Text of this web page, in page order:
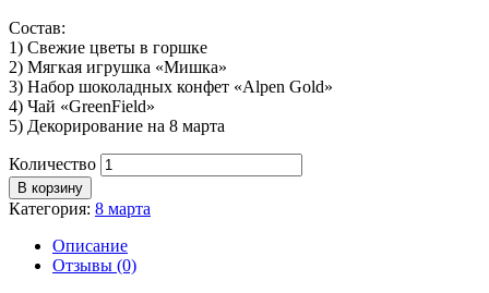
Состав:
1) Свежие цветы в горшке
2) Мягкая игрушка «Мишка»
3) Набор шоколадных конфет «Alpen Gold»
4) Чай «GreenField»
5) Декорирование на 8 марта
Количество
В корзину
Категория: 8 марта
Описание
Отзывы (0)